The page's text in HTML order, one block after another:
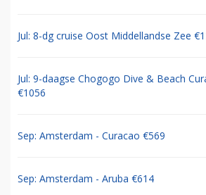
Jul: 8-dg cruise Oost Middellandse Zee
Jul: 9-daagse Chogogo Dive & Beach
€1056
Sep: Amsterdam - Curacao €569
Sep: Amsterdam - Aruba €614